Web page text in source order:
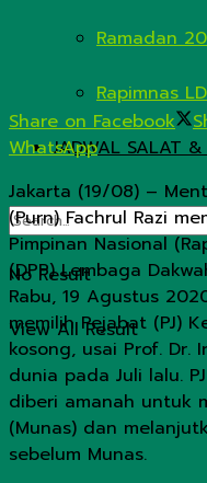
Ramadan
Rapimnas
JADWAL SALAT
No Result
View All Result
Share on Facebook
WhatsApp
Jakarta (19/08) –
(Purn) Fachrul Razi
Pimpinan Nasional
(DPP) Lembaga
Rabu, 19 Agustus
memilih Pejabat (PJ)
kosong, usai Prof. Dr.
dunia pada Juli lalu.
diberi amanah untuk
(Munas) dan
sebelum Munas.